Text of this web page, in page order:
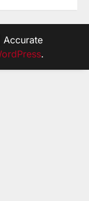
| Accurate
.